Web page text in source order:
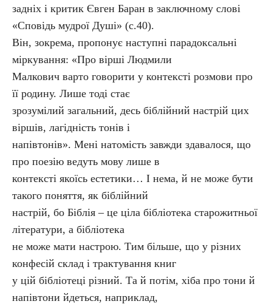
задніх і критик Євген Баран в заключному слові
«Сповідь мудрої Душі» (с.40).
Він, зокрема, пропонує наступні парадоксальні
міркування: «Про вірші Людмили
Малкович варто говорити у контексті розмови про
її родину. Лише тоді стає
зрозумілий загальний, десь біблійний настрій цих
віршів, лагідність тонів і
напівтонів». Мені натомість завжди здавалося, що
про поезію ведуть мову лише в
контексті якоїсь естетики… І нема, й не може бути
такого поняття, як біблійний
настрій, бо Біблія – це ціла бібліотека старожитньої
літератури, а бібліотека
не може мати настрою. Тим більше, що у різних
конфесій склад і трактування книг
у цій бібліотеці різний. Та й потім, хіба про тони й
напівтони йдеться, наприклад,